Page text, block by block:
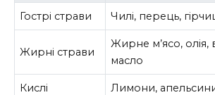
Гострі страви Чилі, перець,
Жирні страви
Жирне м’ясо,
масло
Кислі
Лимони,